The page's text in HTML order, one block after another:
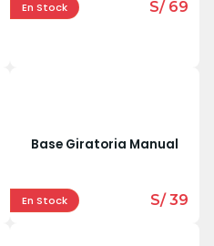
En Stock S/ 69
Base Giratoria Manual
En Stock S/ 39